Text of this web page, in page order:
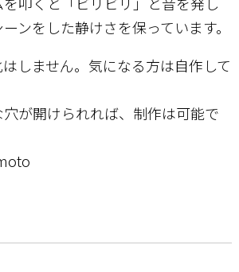
ンをした静けさを保っています。
しません。気になる方は自作して
が開けられれば、制作は可能で